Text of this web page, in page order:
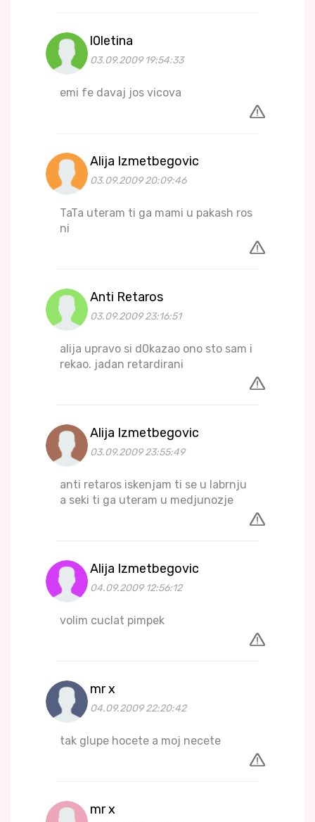
l0letina
03.09.2009 19:54:33
emi fe davaj jos vicova
Alija Izmetbegovic
03.09.2009 20:09:46
TaTa uteram ti ga mami u pakash ros
ni
Anti Retaros
03.09.2009 23:16:51
alija upravo si d0kazao ono sto sam i
rekao. jadan retardirani
Alija Izmetbegovic
03.09.2009 23:55:49
anti retaros iskenjam ti se u labrnju
a seki ti ga uteram u medjunozje
Alija Izmetbegovic
04.09.2009 12:56:12
volim cuclat pimpek
mr x
04.09.2009 22:20:42
tak glupe hocete a moj necete
mr x